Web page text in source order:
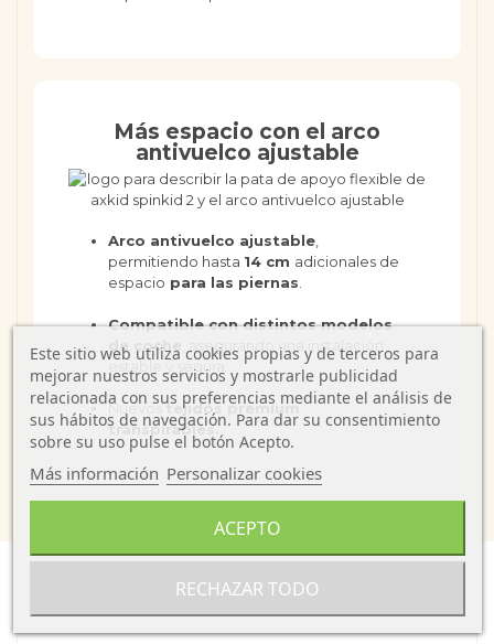
Más espacio con el arco
antivuelco ajustable
Arco antivuelco ajustable
permitiendo hasta 14 cm adicionales de
espacio para las piernas
Compatible con distintos modelos
de coche
, asegurando una instalación
estable y segura.
Nuevostejidos premium
transpirables.
Este sitio web utiliza cookies propias y de terceros para
mejorar nuestros servicios y mostrarle publicidad
relacionada con sus preferencias mediante el análisis de
sus hábitos de navegación. Para dar su consentimiento
sobre su uso pulse el botón Acepto.
Más información Personalizar cookies
RECHAZAR TODO
ACEPTO